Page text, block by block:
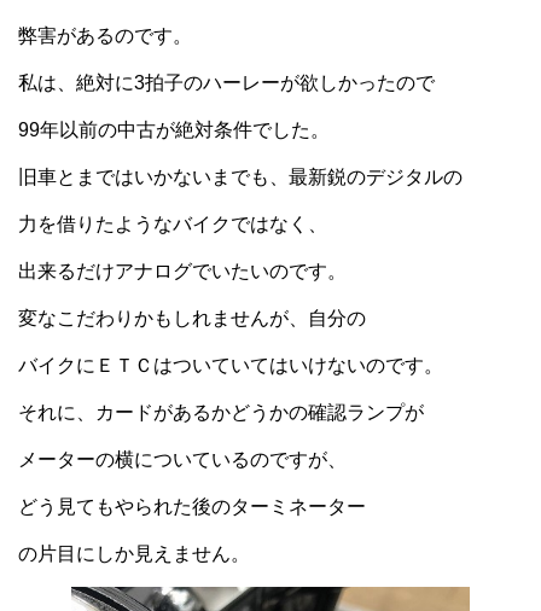
弊害があるのです。
私は、絶対に3拍子のハーレーが欲しかったので
99年以前の中古が絶対条件でした。
旧車とまではいかないまでも、最新鋭のデジタルの
力を借りたようなバイクではなく、
出来るだけアナログでいたいのです。
変なこだわりかもしれませんが、自分の
バイクにＥＴＣはついていてはいけないのです。
それに、カードがあるかどうかの確認ランプが
メーターの横についているのですが、
どう見てもやられた後のターミネーター
の片目にしか見えません。